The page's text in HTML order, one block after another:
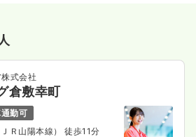
式会社
倉敷幸町
勤可
Ｒ山陽本線） 徒歩11分